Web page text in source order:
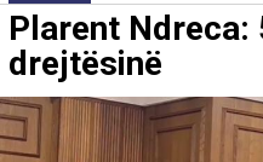
Plarent Ndreca:
drejtësinë